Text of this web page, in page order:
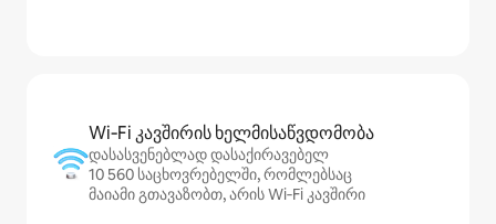
Wi‑Fi კავშირის ხელმისაწვდომობა
დასასვენებლად დასაქირავებელ
10 560 საცხოვრებელში, რომლებსაც
მაიამი გთავაზობთ, არის Wi‑Fi კავშირი